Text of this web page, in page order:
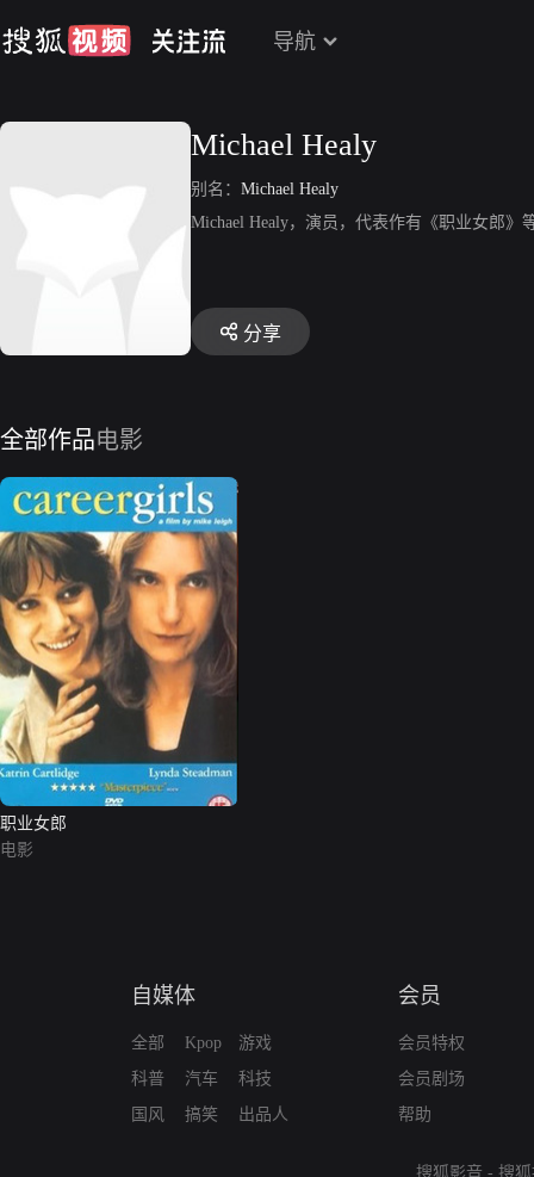
导航
Michael Healy
别名： Michael Healy
Michael Healy，演员，代表作有《职业女郎》
分享
全部作品电影
职业女郎
电影
自媒体
全部
科普
国风
Kpop
汽车
搞笑
游戏
科技
出品人
会员
会员特权
会员剧场
帮助
搜狐影音 - 搜